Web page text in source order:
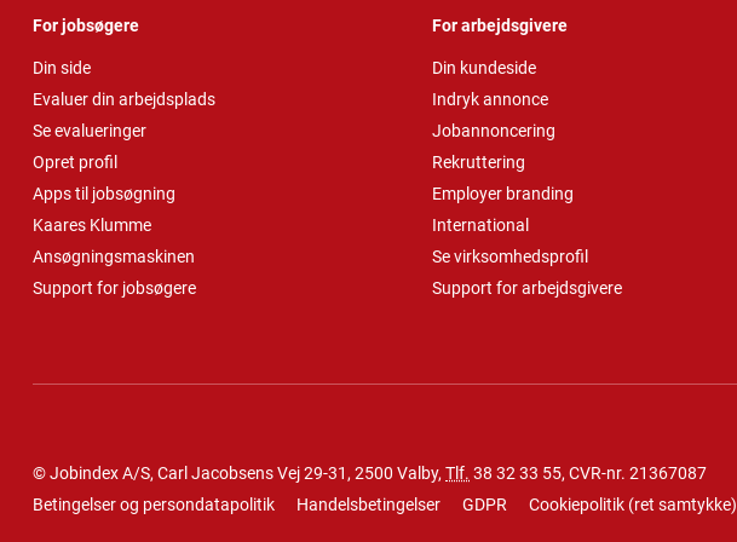
For jobsøgere
Din side
Evaluer din arbejdsplads
Se evalueringer
Opret profil
Apps til jobsøgning
Kaares Klumme
Ansøgningsmaskinen
Support for jobsøgere
For arbejdsgivere
Din kundeside
Indryk annonce
Jobannoncering
Rekruttering
Employer branding
International
Se virksomhedsprofil
Support for arbejdsgivere
© Jobindex A/S, Carl Jacobsens Vej 29-31, 2500 Valby, Tlf. 38 32 33 55, CVR-nr. 21367087
Betingelser og persondatapolitik
Handelsbetingelser GDPR Cookiepolitik (ret samtykke)